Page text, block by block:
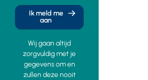
Ik meld me
aan
Wij gaan altijd
zorgvuldig met je
gegevens om en
zullen deze nooit